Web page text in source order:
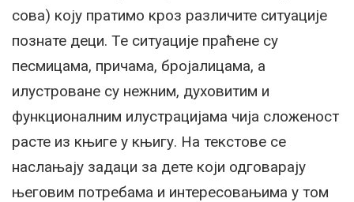
сова) коју пратимо кроз различите ситуације
познате деци. Те ситуације праћене су
песмицама, причама, бројалицама, а
илустроване су нежним, духовитим и
функционалним илустрацијама чија сложеност
расте из књиге у књигу. На текстове се
наслањају задаци за дете који одговарају
његовим потребама и интересовањима у том